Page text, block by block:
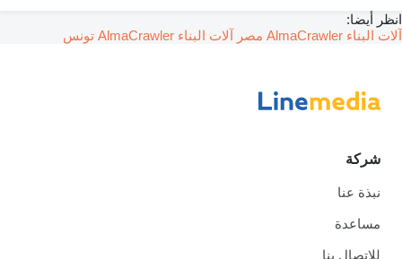
انظر أيضا:
آلات البناء AlmaCrawler مصر
آلات البناء AlmaCrawler تونس
شركة
نبذة عنا
مساعدة
للاتصال بنا